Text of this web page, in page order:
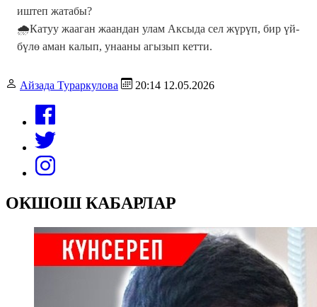
иштеп жатабы?
🌧️Катуу жааган жаандан улам Аксыда сел жүрүп, бир үй-
бүлө аман калып, унааны агызып кетти.
Айзада Тураркулова 20:14 12.05.2026
ОКШОШ КАБАРЛАР